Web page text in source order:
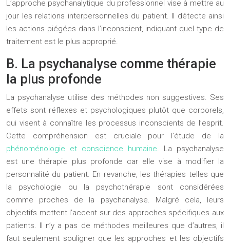
L’approche psychanalytique du professionnel vise à mettre au
jour les relations interpersonnelles du patient. Il détecte ainsi
les actions piégées dans l’inconscient, indiquant quel type de
traitement est le plus approprié.
B. La psychanalyse comme thérapie
la plus profonde
La psychanalyse utilise des méthodes non suggestives. Ses
effets sont réflexes et psychologiques plutôt que corporels,
qui visent à connaître les processus inconscients de l’esprit.
Cette compréhension est cruciale pour l’étude de la
phénoménologie et conscience humaine. La psychanalyse
est une thérapie plus profonde car elle vise à modifier la
personnalité du patient. En revanche, les thérapies telles que
la psychologie ou la psychothérapie sont considérées
comme proches de la psychanalyse. Malgré cela, leurs
objectifs mettent l’accent sur des approches spécifiques aux
patients. Il n’y a pas de méthodes meilleures que d’autres, il
faut seulement souligner que les approches et les objectifs